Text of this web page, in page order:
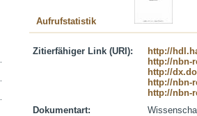
Aufrufstatistik
Zitierfähiger Link (URI):
http://
http://nbn-
http://
http://nbn-
http://nbn-
Dokumentart: